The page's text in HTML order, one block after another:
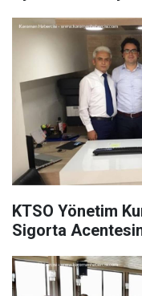
KTSO Yönetim
Sigorta